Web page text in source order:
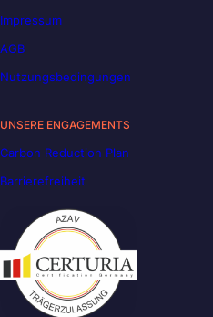
Impressum
AGB
Nutzungsbedingungen
UNSERE ENGAGEMENTS
Carbon Reduction Plan
Barrierefreiheit